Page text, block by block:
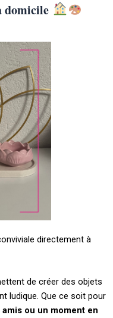
domicile
directement à
de créer des objets
ludique. Que ce soit pour
ou un moment en